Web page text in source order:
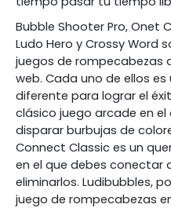
Bubble Shooter Pro, Onet
Ludo Hero y Crossy Word
juegos de rompecabezas
web. Cada uno de ellos
diferente para lograr el
clásico juego arcade en
disparar burbujas de
Connect Classic es un
en el que debes conectar
eliminarlos. Ludibubbles,
juego de rompecabezas